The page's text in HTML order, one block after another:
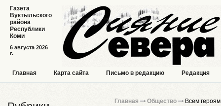
6 августа 2026
г.
Газета
Вуктыльского
района
Республики
Коми
Главная Карта сайта Письмо в редакцию Редакция
Главная Общество Всем